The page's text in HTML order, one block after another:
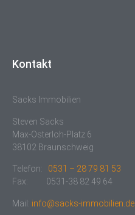
Kontakt
Sacks Immobilien
Steven Sacks
Max-Osterloh-Platz 6
38102 Braunschweig
Telefon: 0531 – 28 79 81 53
Fax: 0531-38 82 49 64
Mail: info@sacks-immobilien.de